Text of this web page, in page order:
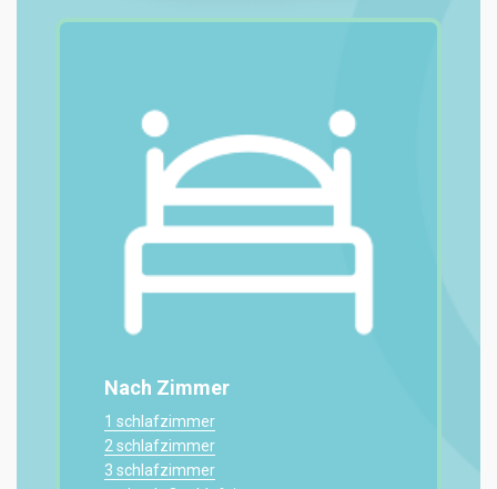
Nach Zimmer
1 schlafzimmer
2 schlafzimmer
3 schlafzimmer